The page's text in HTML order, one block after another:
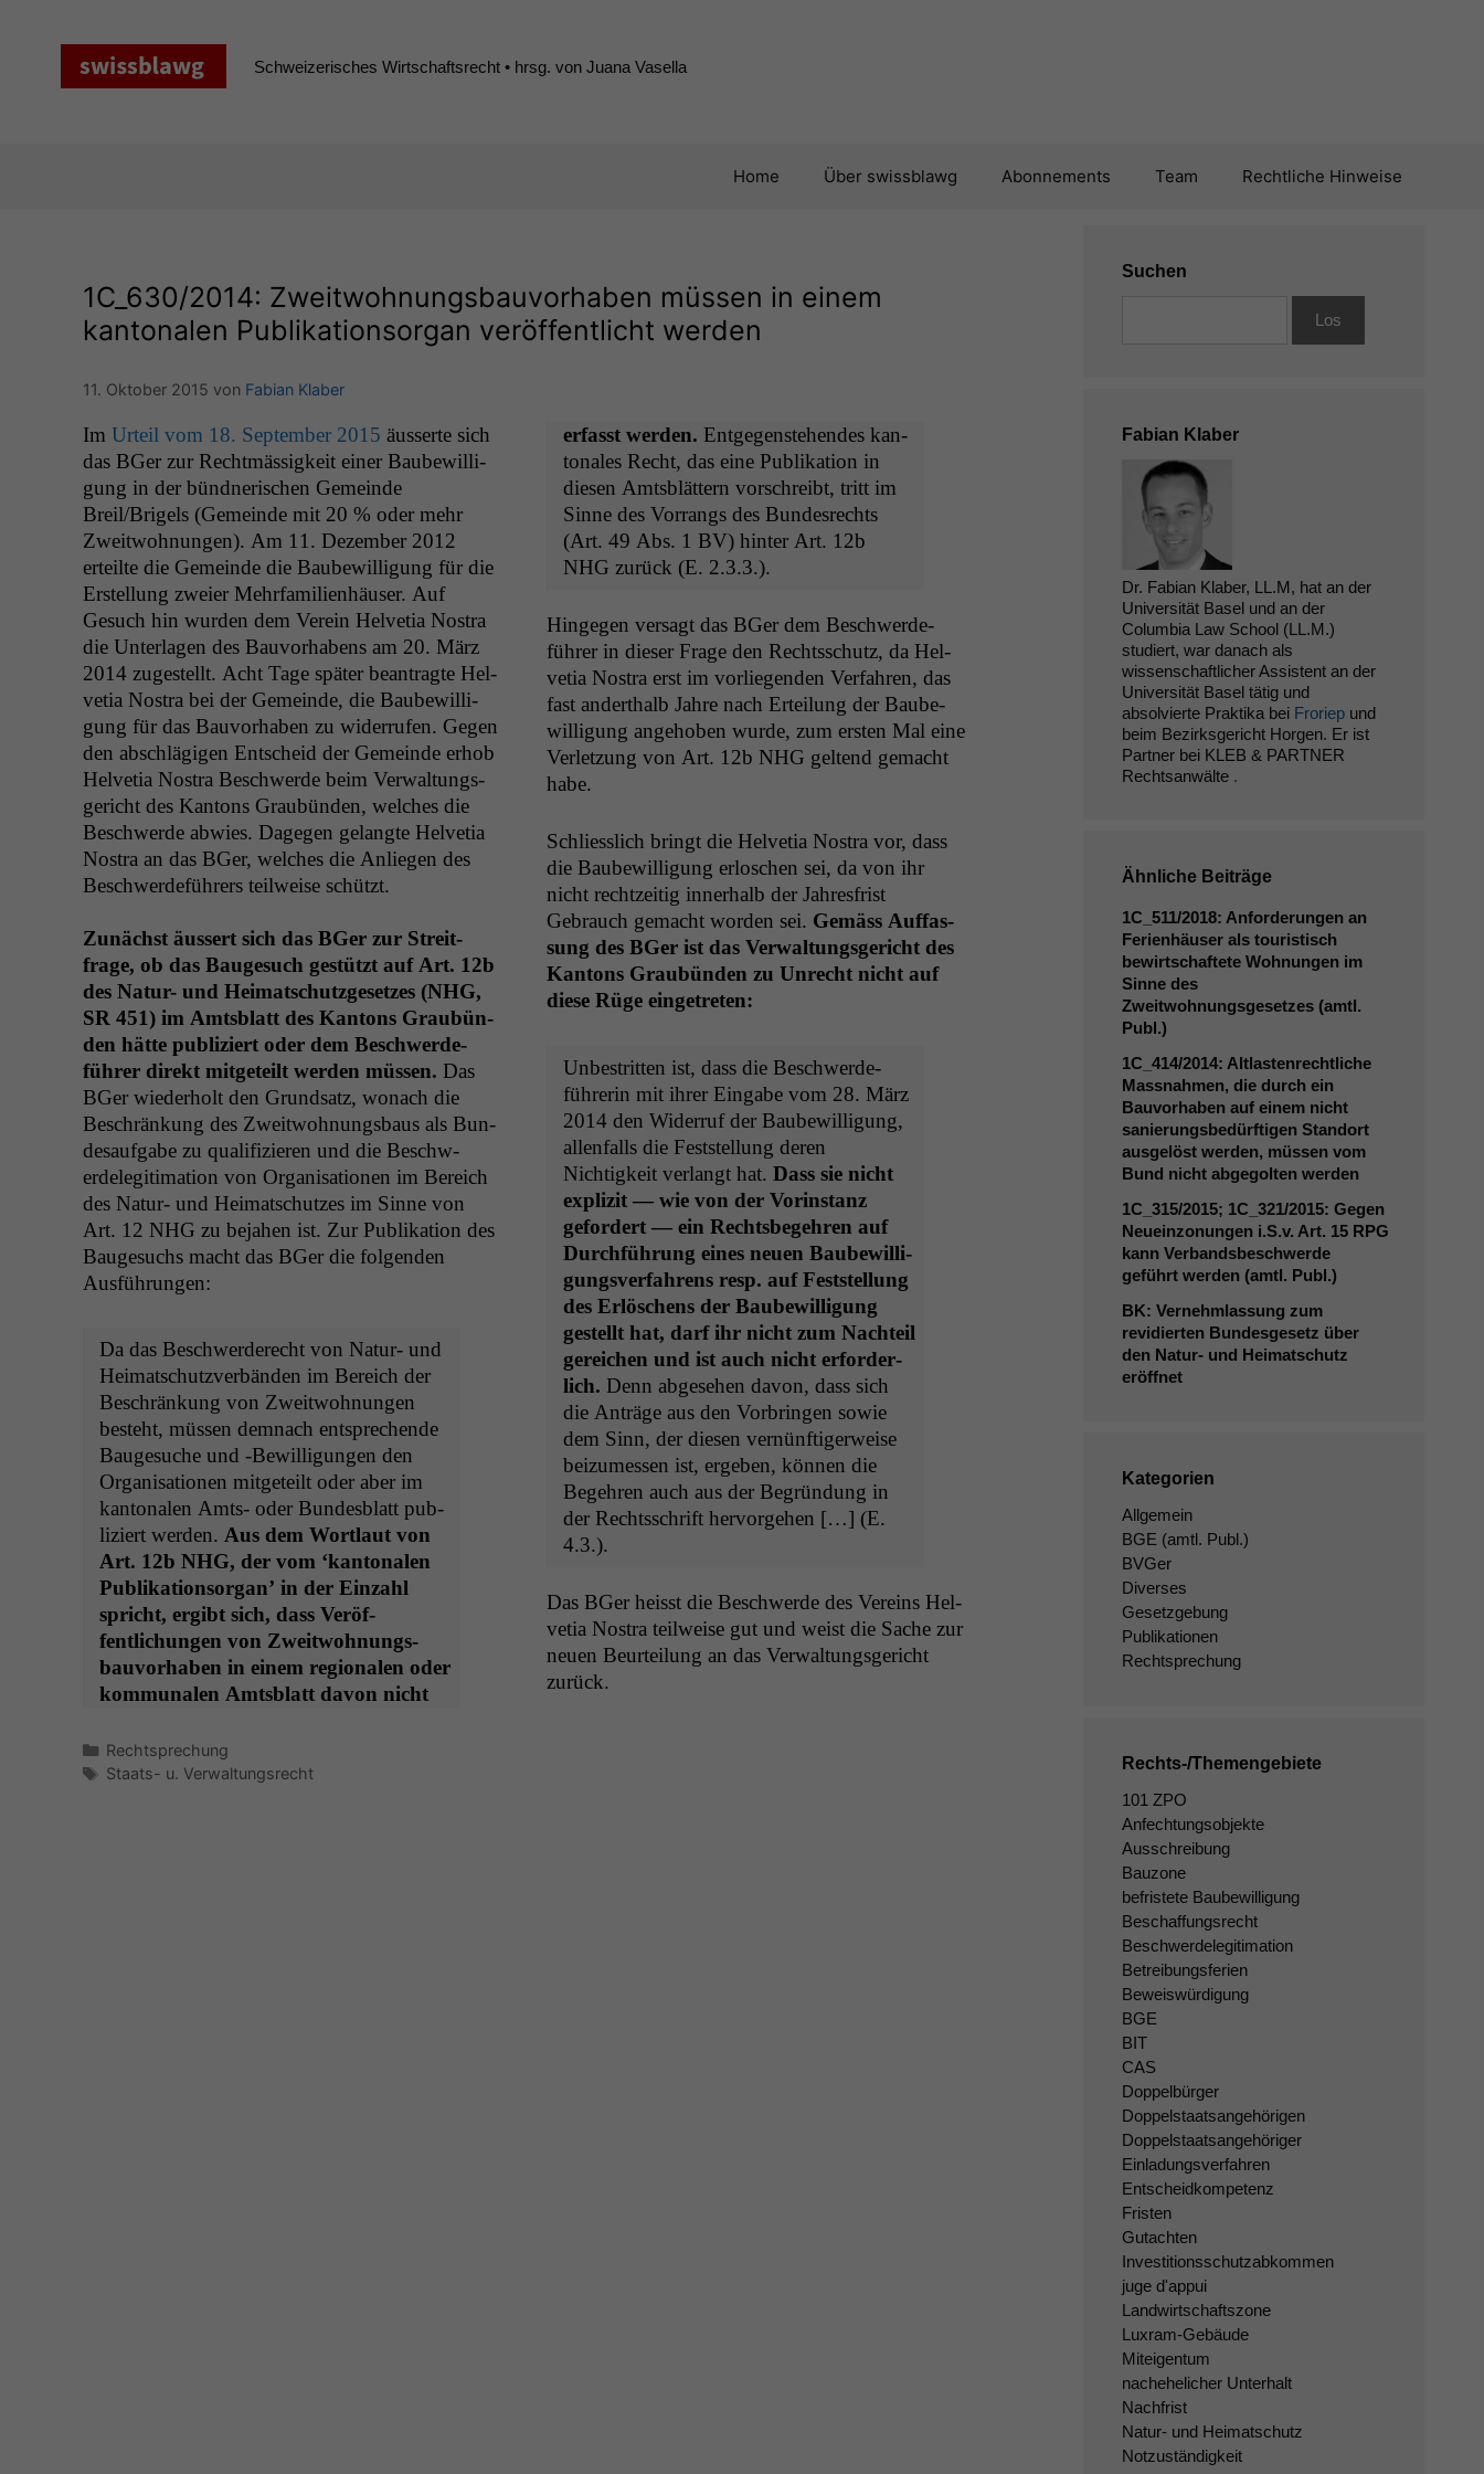
Schweizerisches Wirtschaftsrecht • hrsg. von Juana Vasella
Home Über swissblawg Abonnements Team Rechtliche Hinweise
1C_630/2014: Zweitwohnungsbauvorhaben müssen in einem
kantonalen Publikationsorgan veröffentlicht werden
11. Oktober 2015 von Fabian Klaber
Im Urteil vom 18. Sep­tem­ber 2015 äusserte sich
das BGer zur Recht­mäs­sigkeit ein­er Baube­wil­li­
gung in der bünd­ner­ischen Gemeinde
Breil/Brigels (Gemeinde mit 20 % oder mehr
Zweit­woh­nun­gen). Am 11. Dezem­ber 2012
erteilte die Gemeinde die Baube­wil­li­gung für die
Erstel­lung zweier Mehrfam­i­lien­häuser. Auf
Gesuch hin wur­den dem Vere­in Hel­ve­tia Nos­tra
die Unter­la­gen des Bau­vorhabens am 20. März
2014 zugestellt. Acht Tage später beantragte Hel­
ve­tia Nos­tra bei der Gemeinde, die Baube­wil­li­
gung für das Bau­vorhaben zu wider­rufen. Gegen
den abschlägi­gen Entscheid der Gemeinde erhob
Hel­ve­tia Nos­tra Beschw­erde beim Ver­wal­tungs­
gericht des Kan­tons Graubün­den, welch­es die
Beschw­erde abwies. Dage­gen gelangte Hel­ve­tia
Nos­tra an das BGer, welch­es die Anliegen des
Beschw­erde­führers teil­weise schützt.
Zunächst äussert sich das BGer zur Stre­it­
frage, ob das Bauge­such gestützt auf Art. 12b
des Natur- und Heimatschutzge­set­zes (NHG,
SR 451) im Amts­blatt des Kan­tons Graubün­
den hätte pub­liziert oder dem Beschw­erde­
führer direkt mit­geteilt wer­den müssen. Das
BGer wieder­holt den Grund­satz, wonach die
Beschränkung des Zweit­woh­nungs­baus als Bun­
de­sauf­gabe zu qual­i­fizieren und die Beschw­
erdele­git­i­ma­tion von Organ­i­sa­tio­nen im Bere­ich
des Natur- und Heimatschutzes im Sinne von
Art. 12 NHG zu beja­hen ist. Zur Pub­lika­tion des
Bauge­suchs macht das BGer die fol­gen­den
Ausführungen:
Da das Beschw­erderecht von Natur- und
Heimatschutzver­bän­den im Bere­ich der
Beschränkung von Zweit­woh­nun­gen
beste­ht, müssen dem­nach entsprechende
Bauge­suche und ‑Bewil­li­gun­gen den
Organ­i­sa­tio­nen mit­geteilt oder aber im
kan­tonalen Amts- oder Bun­des­blatt pub­
liziert wer­den. Aus dem Wort­laut von
Art. 12b NHG, der vom ‘kan­tonalen
Pub­lika­tion­sor­gan’ in der Ein­zahl
spricht, ergibt sich, dass Veröf­
fentlichun­gen von Zweit­woh­nungs­
bau­vorhaben in einem regionalen oder
kom­mu­nalen Amts­blatt davon nicht
erfasst wer­den. Ent­ge­gen­ste­hen­des kan­
tonales Recht, das eine Pub­lika­tion in
diesen Amts­blät­tern vorschreibt, tritt im
Sinne des Vor­rangs des Bun­desrechts
(Art. 49 Abs. 1 BV) hin­ter Art. 12b
NHG zurück (E. 2.3.3.).
Hinge­gen ver­sagt das BGer dem Beschw­erde­
führer in dieser Frage den Rechtss­chutz, da Hel­
ve­tia Nos­tra erst im vor­liegen­den Ver­fahren, das
fast anderthalb Jahre nach Erteilung der Baube­
wil­li­gung ange­hoben wurde, zum ersten Mal eine
Ver­let­zung von Art. 12b NHG gel­tend gemacht
habe.
Schliesslich bringt die Hel­ve­tia Nos­tra vor, dass
die Baube­wil­li­gung erloschen sei, da von ihr
nicht rechtzeit­ig inner­halb der Jahres­frist
Gebrauch gemacht wor­den sei. Gemäss Auf­fas­
sung des BGer ist das Ver­wal­tungs­gericht des
Kan­tons Graubün­den zu Unrecht nicht auf
diese Rüge eingetreten:
Unbe­strit­ten ist, dass die Beschw­erde­
führerin mit ihrer Eingabe vom 28. März
2014 den Wider­ruf der Baube­wil­li­gung,
allen­falls die Fest­stel­lung deren
Nichtigkeit ver­langt hat. Dass sie nicht
expliz­it — wie von der Vorin­stanz
gefordert — ein Rechts­begehren auf
Durch­führung eines neuen Baube­wil­li­
gungsver­fahrens resp. auf Fest­stel­lung
des Erlöschens der Baube­wil­li­gung
gestellt hat, darf ihr nicht zum Nachteil
gere­ichen und ist auch nicht erforder­
lich. Denn abge­se­hen davon, dass sich
die Anträge aus den Vor­brin­gen sowie
dem Sinn, der diesen vernün­ftiger­weise
beizumessen ist, ergeben, kön­nen die
Begehren auch aus der Begrün­dung in
der Rechtss­chrift her­vorge­hen […] (E.
4.3.).
Das BGer heisst die Beschw­erde des Vere­ins Hel­
ve­tia Nos­tra teil­weise gut und weist die Sache zur
neuen Beurteilung an das Ver­wal­tungs­gericht
zurück.
Kategorien
Rechtsprechung
Schlagwörter
Staats- u. Verwaltungsrecht
Suchen
Fabian Klaber
Dr. Fabian Klaber, LL.M, hat an der
Universität Basel und an der
Columbia Law School (LL.M.)
studiert, war danach als
wissenschaftlicher Assistent an der
Universität Basel tätig und
absolvierte Praktika bei Froriepund
beim Bezirksgericht Horgen. Er ist
Partner bei KLEB & PARTNER
Rechtsanwälte .
Ähnliche Beiträge
1C_511/2018: Anforderungen an
Ferienhäuser als touristisch
bewirtschaftete Wohnungen im
Sinne des
Zweitwohnungsgesetzes (amtl.
Publ.)
1C_414/2014: Altlastenrechtliche
Massnahmen, die durch ein
Bauvorhaben auf einem nicht
sanierungsbedürftigen Standort
ausgelöst werden, müssen vom
Bund nicht abgegolten werden
1C_315/2015; 1C_321/2015: Gegen
Neueinzonungen i.S.v. Art. 15 RPG
kann Verbandsbeschwerde
geführt werden (amtl. Publ.)
BK: Vernehmlassung zum
revidierten Bundesgesetz über
den Natur- und Heimatschutz
eröffnet
Kategorien
Allgemein
BGE (amtl. Publ.)
BVGer
Diverses
Gesetzgebung
Publikationen
Rechtsprechung
Rechts-/Themengebiete
101 ZPO
Anfechtungsobjekte
Ausschreibung
Bauzone
befristete Baubewilligung
Beschaffungsrecht
Beschwerdelegitimation
Betreibungsferien
Beweiswürdigung
BGE
BIT
CAS
Doppelbürger
Doppelstaatsangehörigen
Doppelstaatsangehöriger
Einladungsverfahren
Entscheidkompetenz
Fristen
Gutachten
Investitionsschutzabkommen
juge d'appui
Landwirtschaftszone
Luxram-Gebäude
Miteigentum
nachehelicher Unterhalt
Nachfrist
Natur- und Heimatschutz
Notzuständigkeit